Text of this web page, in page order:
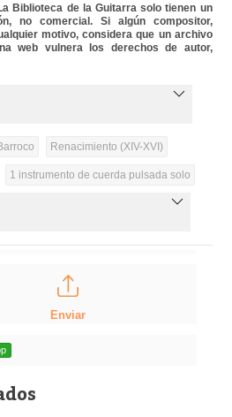
Biblioteca de la Guitarra solo tienen un
no comercial. Si algún compositor,
motivo, considera que un archivo
web vulnera los derechos de autor,
Renacimiento (XIV-XVI)
1 instrumento de cuerda pulsada solo
Enviar